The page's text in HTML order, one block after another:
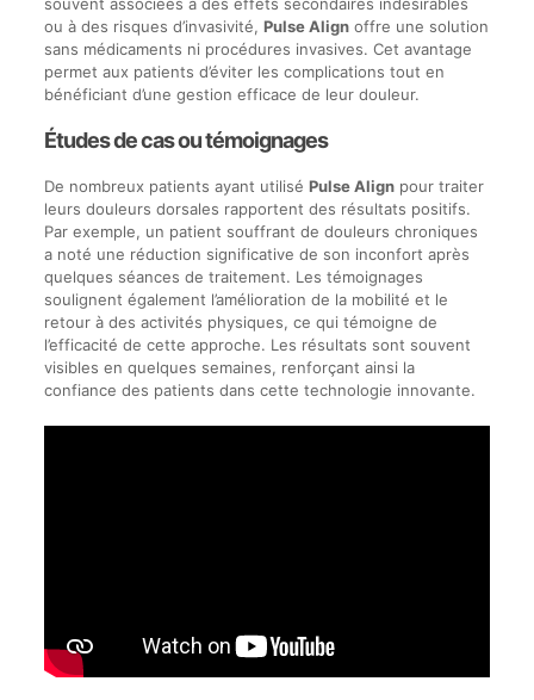
ou à des risques d’invasivité, Pulse Alignoffre une solution
sans médicaments ni procédures invasives. Cet avantage
permet aux patients d’éviter les complications tout en
bénéficiant d’une gestion efficace de leur douleur.
Études de cas ou témoignages
De nombreux patients ayant utilisé Pulse Alignpour traiter
leurs douleurs dorsales rapportent des résultats positifs.
Par exemple, un patient souffrant de douleurs chroniques
a noté une réduction significative de son inconfort après
quelques séances de traitement. Les témoignages
soulignent également l’amélioration de la mobilité et le
retour à des activités physiques, ce qui témoigne de
l’efficacité de cette approche. Les résultats sont souvent
visibles en quelques semaines, renforçant ainsi la
confiance des patients dans cette technologie innovante.